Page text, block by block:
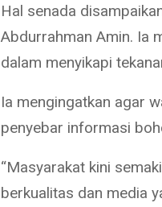
Hal senada
Abdurrahman Amin. Ia
dalam menyikapi
Ia mengingatkan agar
penyebar informasi
“Masyarakat kini
berkualitas dan media